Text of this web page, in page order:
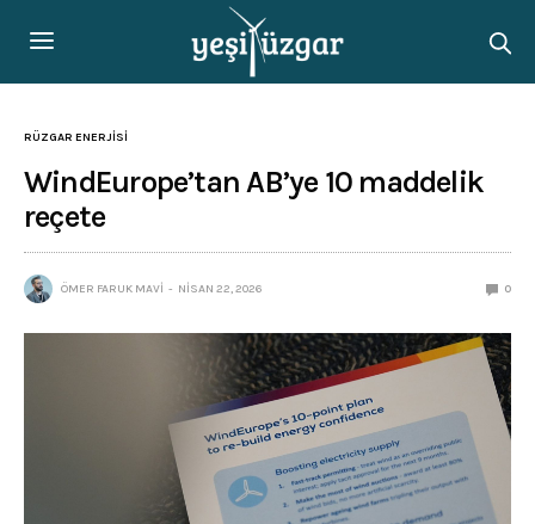
RÜZGAR ENERJISI
WindEurope’tan AB’ye 10 maddelik
reçete
ÖMER FARUK MAVI NISAN 22, 2026 0